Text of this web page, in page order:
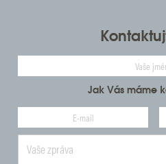
Jak Vás máme